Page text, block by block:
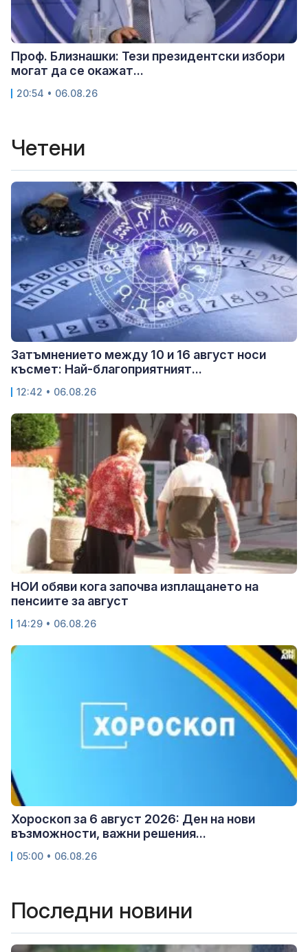
Проф. Близнашки: Тези президентски избори
могат да се окажат...
20:54 • 06.08.26
Четени
Затъмнението между 10 и 16 август носи
късмет: Най-благоприятният...
12:42 • 06.08.26
НОИ обяви кога започва изплащането на
пенсиите за август
14:29 • 06.08.26
Хороскоп за 6 август 2026: Ден на нови
възможности, важни решения...
05:00 • 06.08.26
Последни новини